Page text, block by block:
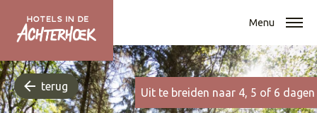
Menu
Uit te breiden naar 4, 5 of 6 dagen
terug